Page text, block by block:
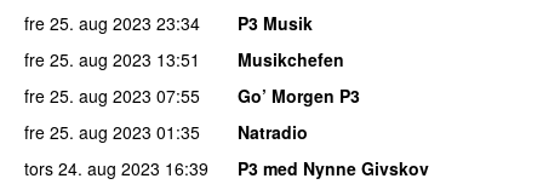
fre 25. aug 2023 23:34
P3 Musik
fre 25. aug 2023 13:51
Musikchefen
fre 25. aug 2023 07:55
Go’ Morgen P3
fre 25. aug 2023 01:35
Natradio
tors 24. aug 2023 16:39 P3 med Nynne Givskov